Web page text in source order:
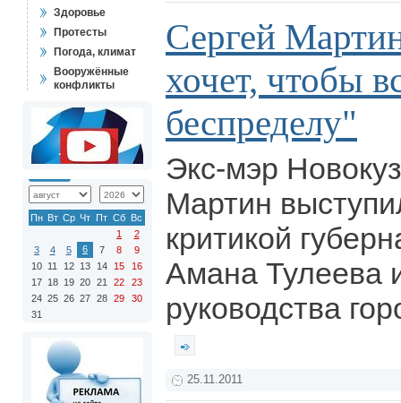
Здоровье
Протесты
Погода, климат
Вооружённые
конфликты
Пн Вт Ср Чт Пт Сб Вс
1
2
3
4 5 6 7 8
9
10 11 12 13 14 15
16
17 18 19 20 21 22
23
24 25 26 27 28 29
30
31
Сергей
хочет, чтобы
беспределу"
Экс-мэр
Мартин
критикой
Амана Тулеева
руководства
25.11.2011